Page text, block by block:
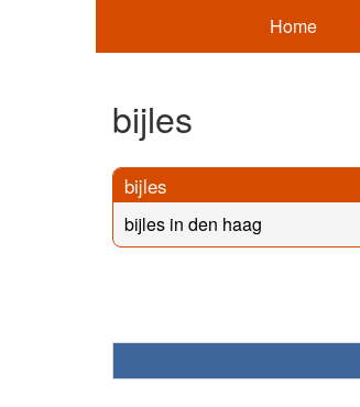
Home
bijles
bijles
bijles in den haag